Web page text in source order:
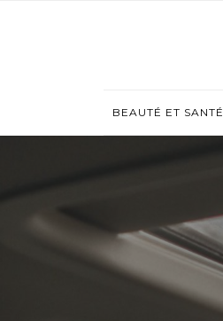
BEAUTÉ ET SANTÉ